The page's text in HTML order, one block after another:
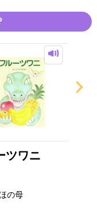
ツワニ
の母